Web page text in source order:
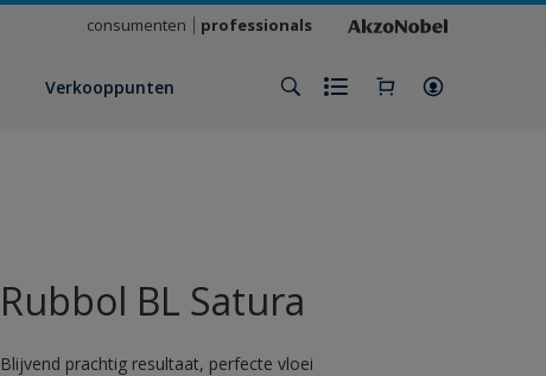
consumenten professionals
Verkooppunten
Rubbol BL Satura
Blijvend prachtig resultaat, perfecte vloei